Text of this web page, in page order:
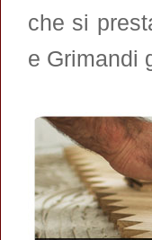
che si
e Grimandi